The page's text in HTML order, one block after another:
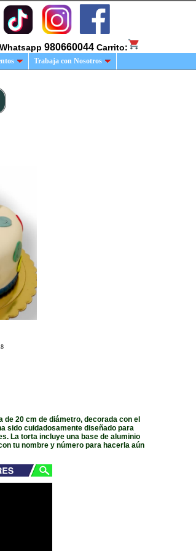
980660044 Carrito:
Trabaja con Nosotros
20 cm de diámetro, decorada con el
sido cuidadosamente diseñado para
La torta incluye una base de aluminio
tu nombre y número para hacerla aún